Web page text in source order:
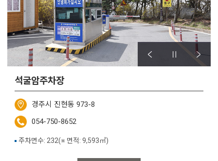
석굴암주차장
경주시 진현동 973-8
054-750-8652
주차면수: 232(※ 면적: 9,593㎡)